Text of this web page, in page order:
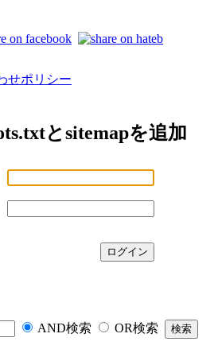
せポリシー
とsitemapを追加
AND検索
OR検索